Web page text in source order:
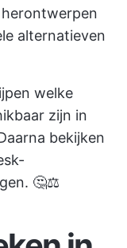
alternatieven
welke
zijn in
bekijken
🤔⚖️